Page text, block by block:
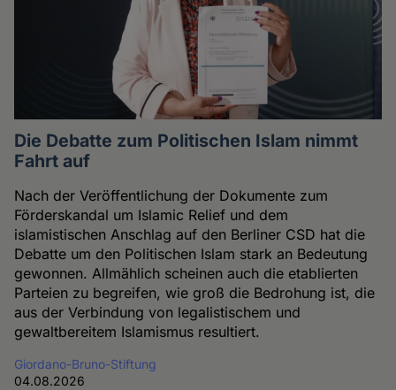
Die Debatte zum Politischen Islam nimmt
Fahrt auf
Nach der Veröffentlichung der Dokumente zum
Förderskandal um Islamic Relief und dem
islamistischen Anschlag auf den Berliner CSD hat die
Debatte um den Politischen Islam stark an Bedeutung
gewonnen. Allmählich scheinen auch die etablierten
Parteien zu begreifen, wie groß die Bedrohung ist, die
aus der Verbindung von legalistischem und
gewaltbereitem Islamismus resultiert.
Giordano-Bruno-Stiftung
04.08.2026